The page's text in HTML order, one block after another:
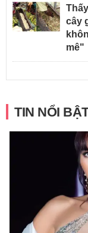
cây
mê"
TIN NỔI